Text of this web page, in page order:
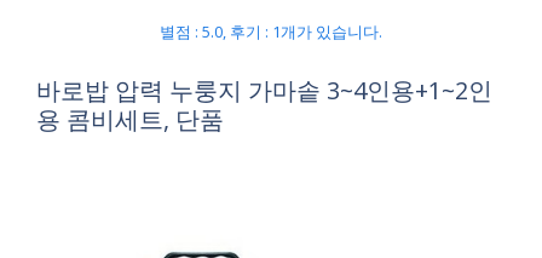
별점 : 5.0, 후기 : 1개가 있습니다.
바로밥 압력 누룽지 가마솥 3~4인용+1~2인
용 콤비세트, 단품